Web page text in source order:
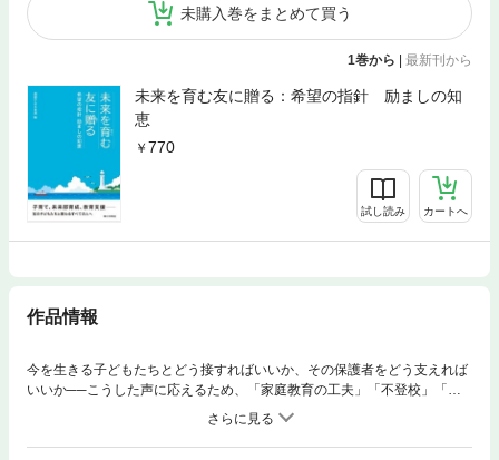
未購入巻をまとめて買う
1巻から | 最新刊から
未来を育む友に贈る：希望の指針 励ましの知
恵
770
試し読み カートへ
作品情報
今を生きる子どもたちとどう接すればいいか、その保護者をどう支えれば
いいか──こうした声に応えるため、「家庭教育の工夫」「不登校」「子
どもを叱るとき」「わが子の勉強の悩み」「思春期」「発達障害」「信仰
の継承」などについて、知っておくべき指針、ヒントとなる知識をまとめ
た。子育て、未来部育成、教育支援──宝の子どもたちと関わるすべての